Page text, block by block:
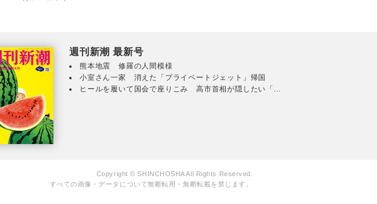
週刊新潮 最新号
熊本地震 修羅の人間模様
小室さん一家 消えた「プライベートジェット」帰国
ヒールを履いて国会で座りこみ 高市首相が隠したい「...
Copyright © SHINCHOSHA All Rights Reserved.
すべての画像・データについて無断転用・無断転載を禁じます。